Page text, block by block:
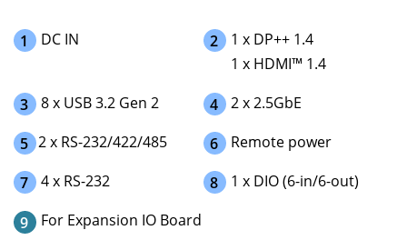
1 DC IN 2
1 x DP++ 1.4
1 x HDMI™ 1.4
3 8 x USB 3.2 Gen 2 4 2 x 2.5GbE
5 2 x RS-232/422/485 6 Remote power
7 4 x RS-232 8 1 x DIO (6-in/6-out)
9 For Expansion IO Board